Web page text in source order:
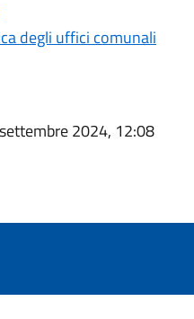
degli uffici comunali
2024, 12:08